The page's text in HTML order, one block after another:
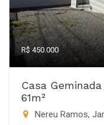
R$ 450.000
Casa
61m²
Nereu Ramos,